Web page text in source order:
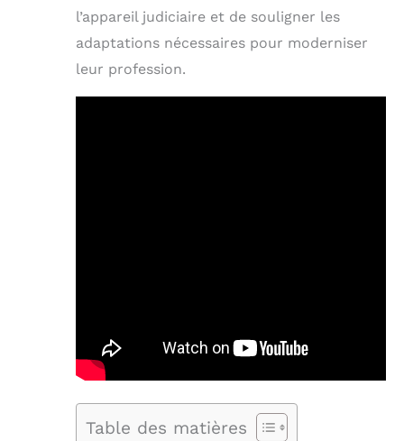
l’appareil judiciaire et de souligner les
adaptations nécessaires pour moderniser
leur profession.
Table des matières